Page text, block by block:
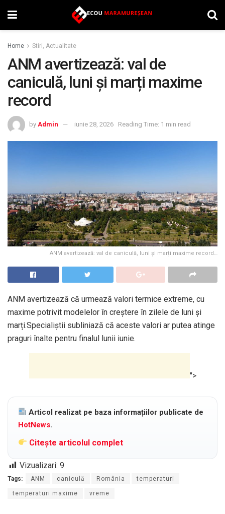
Home Stiri, Actualitate
ANM avertizează: val de
caniculă, luni și marți maxime
record
by Admin iunie 28, 2026 Reading Time: 1 min read
ANM avertizează: val de caniculă, luni și marți maxime record…
ANM avertizează că urmează valori termice extreme, cu
maxime potrivit modelelor în creștere în zilele de luni și
marți.Specialiștii subliniază că aceste valori ar putea atinge
praguri înalte pentru finalul lunii iunie.
">
Articol realizat pe baza informațiilor publicate de
HotNews.
Citește articolul complet
Vizualizari: 9
Tags: ANM caniculă România temperaturi
temperaturi maxime vreme